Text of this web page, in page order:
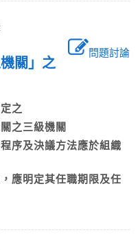
問題討論
關」之
定之
關之三級機關
序及決議方法應於組織
應明定其任職期限及任